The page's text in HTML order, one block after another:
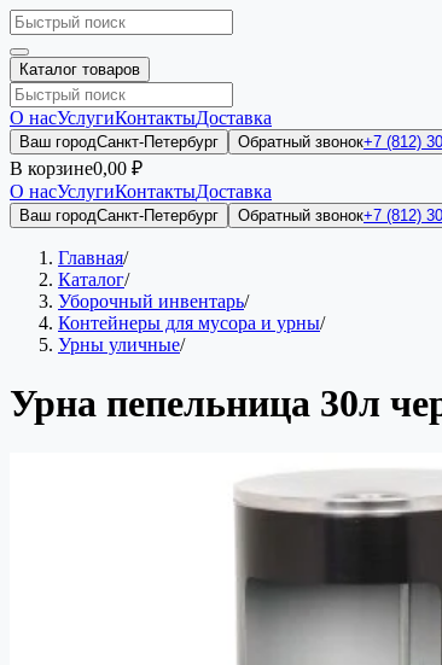
Каталог товаров
О насУслугиКонтактыДоставка
Ваш городСанкт-Петербург Обратный звонок+7 (812)
В корзине0,00 ₽
О насУслугиКонтактыДоставка
Ваш городСанкт-Петербург Обратный звонок+7 (812)
Главная/
Каталог/
Уборочный инвентарь/
Контейнеры для мусора и урны/
Урны уличные/
Урна пепельница 30л